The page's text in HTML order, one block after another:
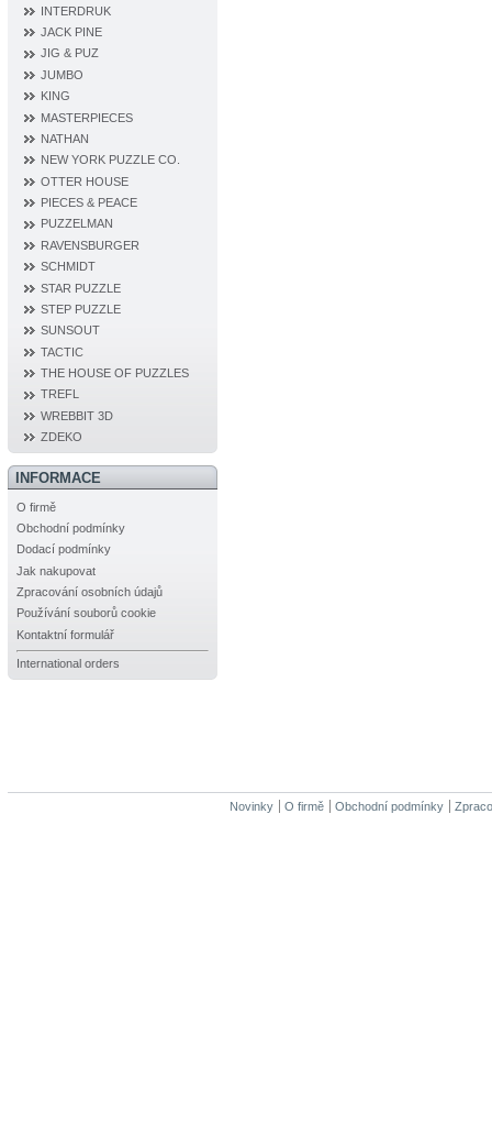
INTERDRUK
JACK PINE
JIG & PUZ
JUMBO
KING
MASTERPIECES
NATHAN
NEW YORK PUZZLE CO.
OTTER HOUSE
PIECES & PEACE
PUZZELMAN
RAVENSBURGER
SCHMIDT
STAR PUZZLE
STEP PUZZLE
SUNSOUT
TACTIC
THE HOUSE OF PUZZLES
TREFL
WREBBIT 3D
ZDEKO
INFORMACE
O firmě
Obchodní podmínky
Dodací podmínky
Jak nakupovat
Zpracování osobních údajů
Používání souborů cookie
Kontaktní formulář
International orders
Novinky O firmě Obchodní podmínky